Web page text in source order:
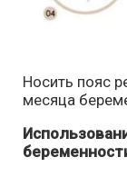
Носить пояс
месяца